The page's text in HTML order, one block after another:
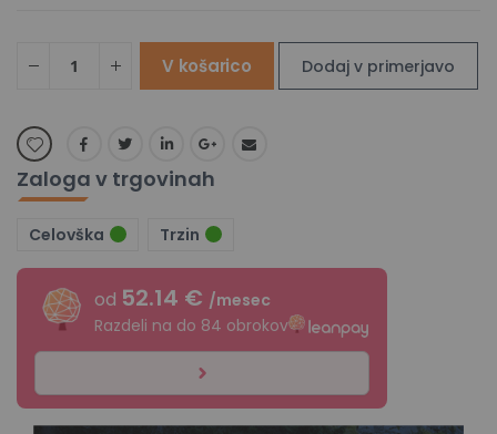
V košarico Dodaj v primerjavo
Zaloga v trgovinah
Celovška Trzin
od 52.14 € /mesec
Razdeli na do 84 obrokov